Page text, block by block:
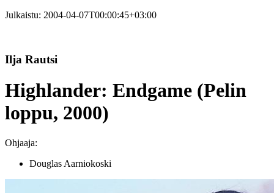
Julkaistu: 2004-04-07T00:00:45+03:00
Ilja Rautsi
Highlander: Endgame (Pelin
loppu, 2000)
Ohjaaja:
Douglas Aarniokoski